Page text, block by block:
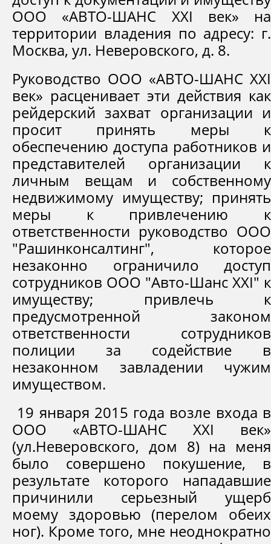
ООО «АВТО-ШАНС XXI век» на
территории владения по адресу: г.
Москва, ул. Неверовского, д. 8.
Руководство ООО «АВТО-ШАНС XXI
век» расценивает эти действия как
рейдерский захват организации и
просит принять меры к
обеспечению доступа работников и
представителей организации к
личным вещам и собственному
недвижимому имуществу; принять
меры к привлечению к
ответственности руководство ООО
"Рашинконсалтинг", которое
незаконно ограничило доступ
сотрудников ООО "Авто-Шанс XXI" к
имуществу; привлечь к
предусмотренной законом
ответственности сотрудников
полиции за содействие в
незаконном завладении чужим
имуществом.
19 января 2015 года возле входа в
ООО «АВТО-ШАНС XXI век»
(ул.Неверовского, дом 8) на меня
было совершено покушение, в
результате которого нападавшие
причинили серьезный ущерб
моему здоровью (перелом обеих
ног). Кроме того, мне неоднократно